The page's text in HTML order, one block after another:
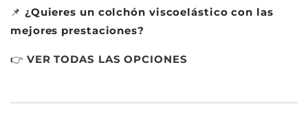
📌 ¿Quieres un colchón viscoelástico con las
mejores prestaciones?
👉 VER TODAS LAS OPCIONES